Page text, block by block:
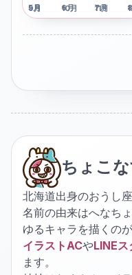
5月 6月 7月 8
9月 10月 11月
ちょこ
北海道出身のおうし座
名前の由来はへなちょ
ゆるキャラを描くの
イラストACやLINEス
ます。